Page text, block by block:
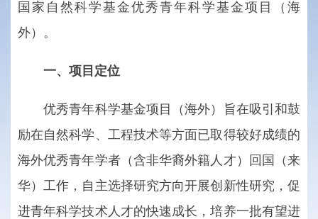
国家自然科学基金优秀青年科学基金项目（海
外）。
一、项目定位
优秀青年科学基金项目（海外）旨在吸引和鼓
励在自然科学、工程技术等方面已取得较好成绩的
海外优秀青年学者（含非华裔外籍人才）回国（来
华）工作，自主选择研究方向开展创新性研究，促
进青年科学技术人才的快速成长，培养一批有望进